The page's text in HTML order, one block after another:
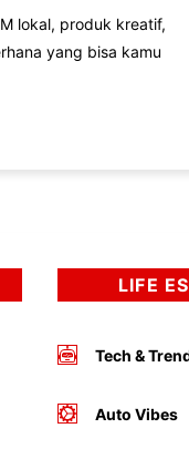
lokal, produk kreatif,
yang bisa kamu
LIFE
Tech &
Auto Vibes